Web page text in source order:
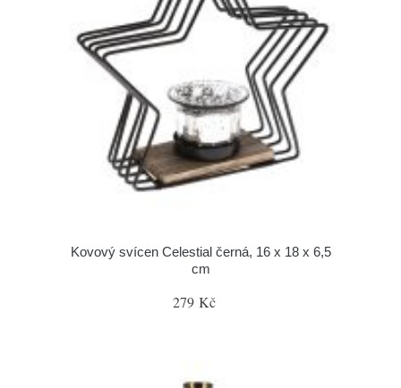
Kovový svícen Celestial černá, 16 x 18 x 6,5
cm
279 Kč